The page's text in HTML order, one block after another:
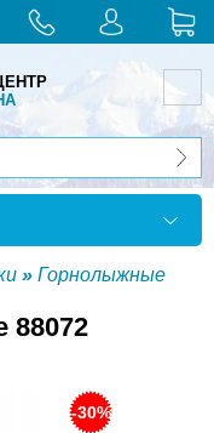
» Горнолыжные
88072
-30%